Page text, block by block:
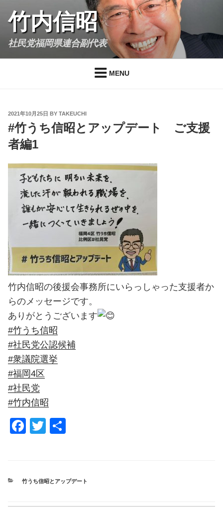
content
竹内信昭
社民党福岡県連合副代表
MENU
POSTED
2021年10月25日 BY TAKEUCHI
#竹うち信昭とアップデート ご支援
者編1
竹内信昭の後援会事務所にいらっしゃった支援者か
らのメッセージです。
ありがとうございます
#竹うち信昭
#社民党公認候補
#衆議院選挙
#福岡4区
#社民党
#竹内信昭
F
b
o
T
CATEGORIES
竹うち信昭とアップデート